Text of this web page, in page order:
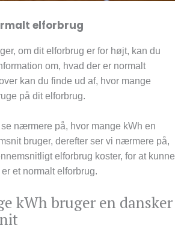
elforbrug
om dit elforbrug er for højt, kan du
om, hvad der er normalt
kan du finde ud af, hvor mange
på dit elforbrug.
nærmere på, hvor mange kWh en
bruger, derefter ser vi nærmere på,
elforbrug koster, for at kunne
et normalt elforbrug.
kWh bruger en dansker